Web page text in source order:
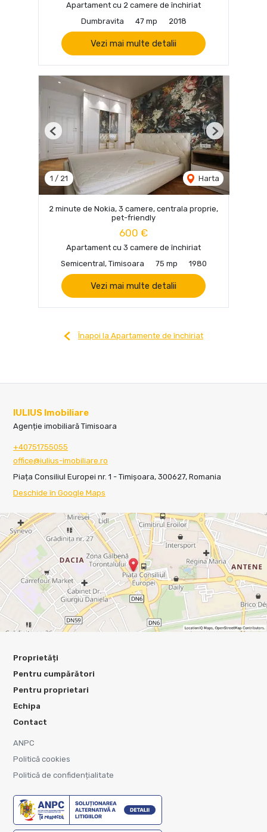
Apartament cu 2 camere de închiriat
Dumbravita
47 mp 2018
Vezi mai multe detalii
1 / 21 Harta
Previous Next
2 minute de Nokia, 3 camere, centrala proprie,
pet-friendly
600 €
Apartament cu 3 camere de închiriat
Semicentral, Timisoara
75 mp 1980
Vezi mai multe detalii
Înapoi la Apartamente de închiriat
IULIUS Imobiliare
Agenție imobiliară Timisoara
+40751755055
office@iulius-imobiliare.ro
Piața Consiliul Europei nr. 1 - Timișoara, 300627, Romania
Deschide în Google Maps
Proprietăți
Pentru cumpărători
Pentru proprietari
Echipa
Contact
ANPC
Politică cookies
Politică de confidențialitate